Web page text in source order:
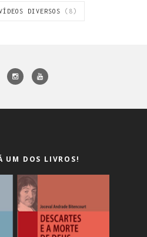
DIVERSOS (8)
UM DOS LIVROS!